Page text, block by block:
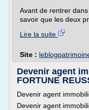
Avant de rentrer
savoir que les deux
Lire la suite
Site :
Devenir agent
FORTUNE
Devenir agent
Devenir agent